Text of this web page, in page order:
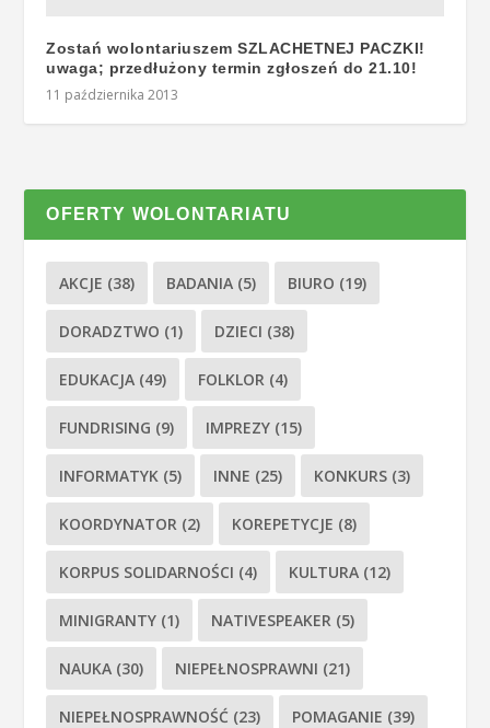
Zostań wolontariuszem SZLACHETNEJ PACZKI!
uwaga; przedłużony termin zgłoszeń do 21.10!
11 października 2013
OFERTY WOLONTARIATU
AKCJE (38) BADANIA (5) BIURO (19)
DORADZTWO (1) DZIECI (38)
EDUKACJA (49) FOLKLOR (4)
FUNDRISING (9) IMPREZY (15)
INFORMATYK (5) INNE (25) KONKURS (3)
KOORDYNATOR (2) KOREPETYCJE (8)
KORPUS SOLIDARNOŚCI (4) KULTURA (12)
MINIGRANTY (1) NATIVESPEAKER (5)
NAUKA (30) NIEPEŁNOSPRAWNI (21)
NIEPEŁNOSPRAWNOŚĆ (23) POMAGANIE (39)